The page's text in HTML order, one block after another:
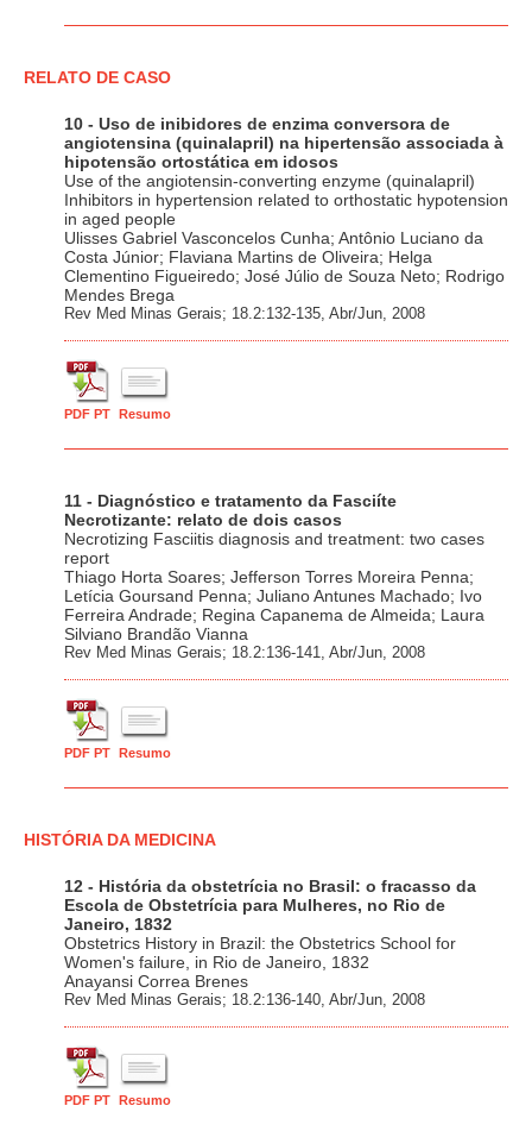
RELATO DE CASO
10 - Uso de inibidores de enzima conversora de
angiotensina (quinalapril) na hipertensão associada à
hipotensão ortostática em idosos
Use of the angiotensin-converting enzyme (quinalapril)
Inhibitors in hypertension related to orthostatic hypotension
in aged people
Ulisses Gabriel Vasconcelos Cunha; Antônio Luciano da
Costa Júnior; Flaviana Martins de Oliveira; Helga
Clementino Figueiredo; José Júlio de Souza Neto; Rodrigo
Mendes Brega
Rev Med Minas Gerais; 18.2:132-135, Abr/Jun, 2008
PDF PT Resumo
11 - Diagnóstico e tratamento da Fasciíte
Necrotizante: relato de dois casos
Necrotizing Fasciitis diagnosis and treatment: two cases
report
Thiago Horta Soares; Jefferson Torres Moreira Penna;
Letícia Goursand Penna; Juliano Antunes Machado; Ivo
Ferreira Andrade; Regina Capanema de Almeida; Laura
Silviano Brandão Vianna
Rev Med Minas Gerais; 18.2:136-141, Abr/Jun, 2008
PDF PT Resumo
HISTÓRIA DA MEDICINA
12 - História da obstetrícia no Brasil: o fracasso da
Escola de Obstetrícia para Mulheres, no Rio de
Janeiro, 1832
Obstetrics History in Brazil: the Obstetrics School for
Women's failure, in Rio de Janeiro, 1832
Anayansi Correa Brenes
Rev Med Minas Gerais; 18.2:136-140, Abr/Jun, 2008
PDF PT Resumo